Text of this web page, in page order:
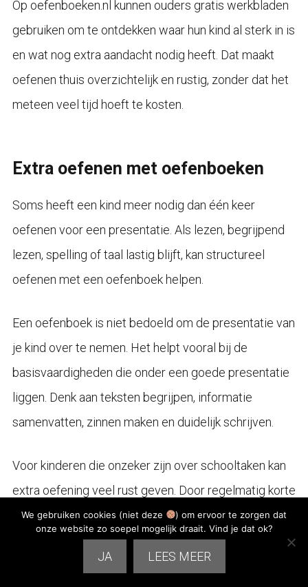
Op oefenboeken.nl kunnen ouders gratis werkbladen
gebruiken om te ontdekken waar hun kind al sterk in is
en wat nog extra aandacht nodig heeft. Dat maakt
oefenen thuis overzichtelijk en rustig, zonder dat het
meteen veel tijd hoeft te kosten.
Extra oefenen met oefenboeken
Soms heeft een kind meer nodig dan één keer
oefenen voor een presentatie. Als lezen, begrijpend
lezen, spelling of taal lastig blijft, kan structureel
oefenen met een oefenboek helpen.
Een oefenboek is niet bedoeld om de presentatie van
je kind over te nemen. Het helpt vooral bij de
basisvaardigheden die onder een goede presentatie
liggen. Denk aan teksten begrijpen, informatie
samenvatten, zinnen maken en duidelijk schrijven.
Voor kinderen die onzeker zijn over schooltaken kan
extra oefening veel rust geven. Door regelmatig korte
stukjes te oefenen, groeit niet alleen de vaardigheid,
maar vaak ook het zelfvertrouwen. Dat merkt een kind
ook wanneer het voor de klas iets moet vertellen.
We gebruiken cookies (niet deze
) om ervoor te zorgen dat
onze website zo soepel mogelijk draait. Vind je dat ok?
JA LEES MEER